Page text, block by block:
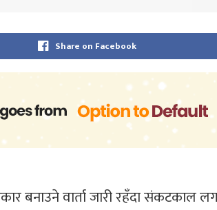
Share on Facebook
बनाउने वार्ता जारी रहँदा संकटकाल